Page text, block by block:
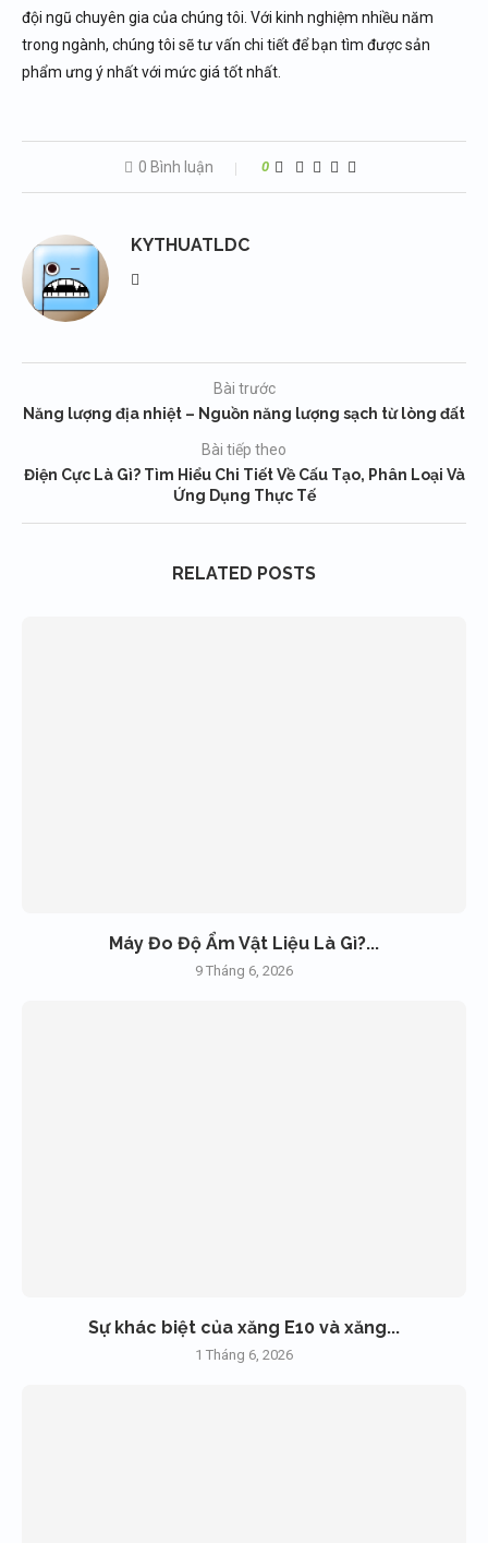
đội ngũ chuyên gia của chúng tôi. Với kinh nghiệm nhiều năm
trong ngành, chúng tôi sẽ tư vấn chi tiết để bạn tìm được sản
phẩm ưng ý nhất với mức giá tốt nhất.
0 Bình luận 0
KYTHUATLDC
Bài trước
Năng lượng địa nhiệt – Nguồn năng lượng sạch từ lòng đất
Bài tiếp theo
Điện Cực Là Gì? Tìm Hiểu Chi Tiết Về Cấu Tạo, Phân Loại Và
Ứng Dụng Thực Tế
RELATED POSTS
Máy Đo Độ Ẩm Vật Liệu Là Gì?...
9 Tháng 6, 2026
Sự khác biệt của xăng E10 và xăng...
1 Tháng 6, 2026